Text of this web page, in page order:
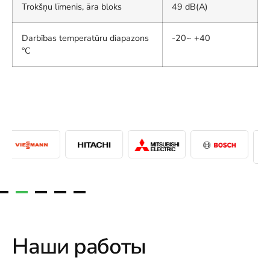
Trokšņu līmenis, āra bloks 49 dB(A)
Darbības temperatūru diapazons
°C
-20~ +40
Наши работы